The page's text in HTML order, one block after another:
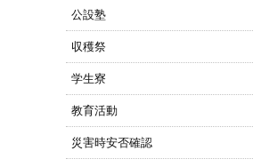
公設塾
収穫祭
学生寮
教育活動
災害時安否確認